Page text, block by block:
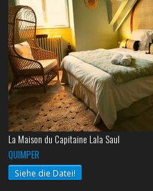
La Maison du Capitaine Lala Saul
QUIMPER
Siehe die Datei!